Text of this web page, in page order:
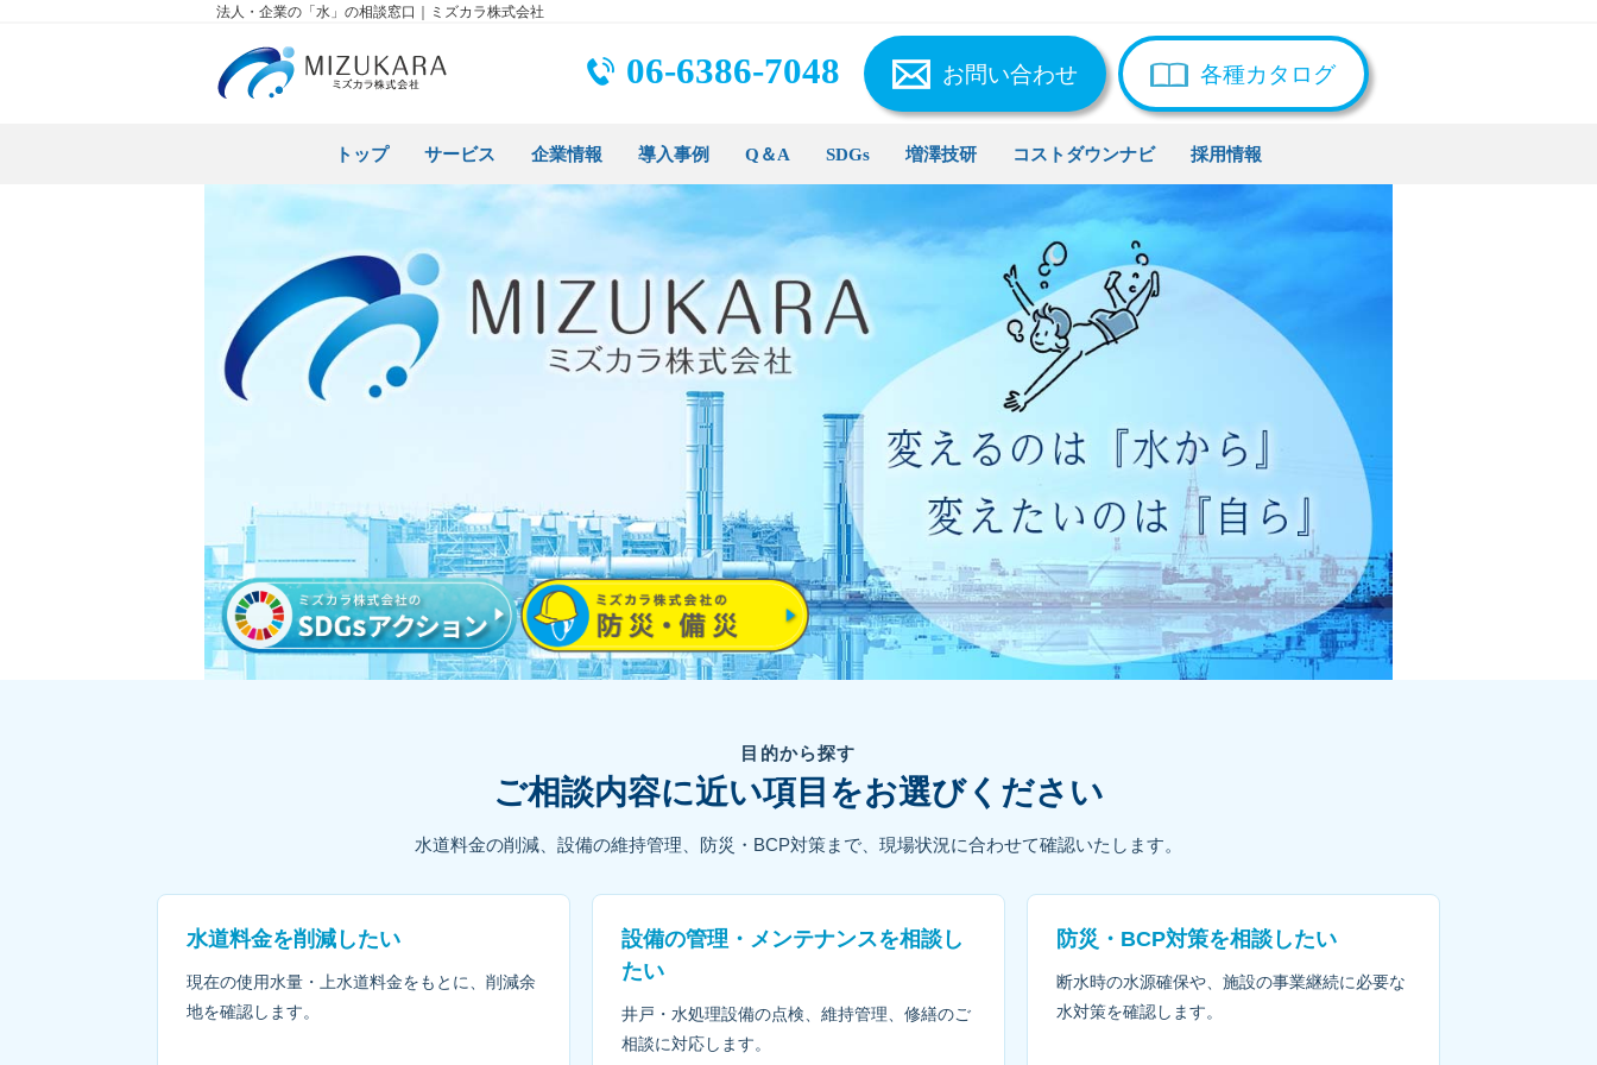
法人・企業の「水」の相談窓口｜ミズカラ株式会社
06-6386-7048 お問い合わせ 各種カタログ
トップ サービス 企業情報 導入事例 Q＆A SDGs 増澤技研 コストダウンナビ 採用情報
目的から探す
ご相談内容に近い項目をお選びください
水道料金の削減、設備の維持管理、防災・BCP対策まで、現場状況に合わせて確認いたします。
水道料金を削減したい
現在の使用水量・上水道料金をもとに、削減余
地を確認します。
設備の管理・メンテナンスを相談し
たい
井戸・水処理設備の点検、維持管理、修繕のご
相談に対応します。
防災・BCP対策を相談したい
断水時の水源確保や、施設の事業継続に必要な
水対策を確認します。